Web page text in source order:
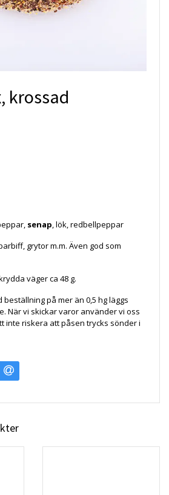
krossad
senap, lök, redbellpeppar
grytor m.m. Även god som
väger ca 48 g.
beställning på mer än 0,5 hg läggs
När vi skickar varor använder vi oss
inte riskera att påsen trycks sönder i